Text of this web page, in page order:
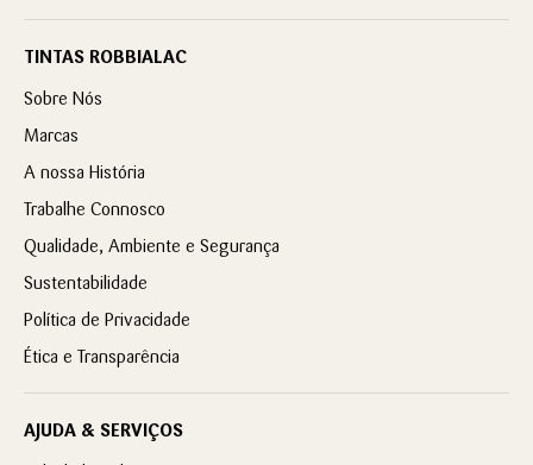
TINTAS ROBBIALAC
Sobre Nós
Marcas
A nossa História
Trabalhe Connosco
Qualidade, Ambiente e Segurança
Sustentabilidade
Política de Privacidade
Ética e Transparência
AJUDA & SERVIÇOS